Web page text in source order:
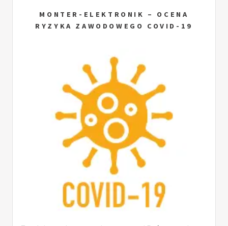
MONTER-ELEKTRONIK – OCENA
RYZYKA ZAWODOWEGO COVID-19